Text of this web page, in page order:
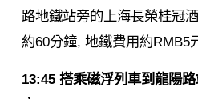
路地鐵站旁的上海長榮桂冠
約60分鐘, 地鐵費用約RMB5
13:45 搭乘磁浮列車到龍陽